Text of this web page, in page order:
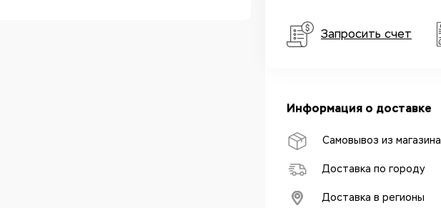
Запросить счет
Информация о доставке
Самовывоз из магазина
Доставка по городу
Доставка в регионы